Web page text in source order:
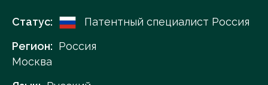
Статус:
Патентный специалист Россия
Регион: Россия
Москва